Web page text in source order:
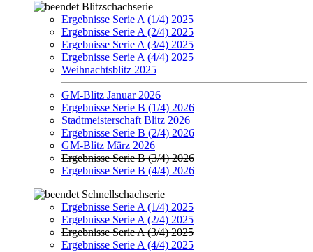
Blitzschachserie
Ergebnisse Serie A (1/4) 2025
Ergebnisse Serie A (2/4) 2025
Ergebnisse Serie A (3/4) 2025
Ergebnisse Serie A (4/4) 2025
Weihnachtsblitz 2025
GM-Blitz Januar 2026
Ergebnisse Serie B (1/4) 2026
Stadtmeisterschaft Blitz 2026
Ergebnisse Serie B (2/4) 2026
GM-Blitz März 2026
Ergebnisse Serie B (3/4) 2026
Ergebnisse Serie B (4/4) 2026
Schnellschachserie
Ergebnisse Serie A (1/4) 2025
Ergebnisse Serie A (2/4) 2025
Ergebnisse Serie A (3/4) 2025
Ergebnisse Serie A (4/4) 2025